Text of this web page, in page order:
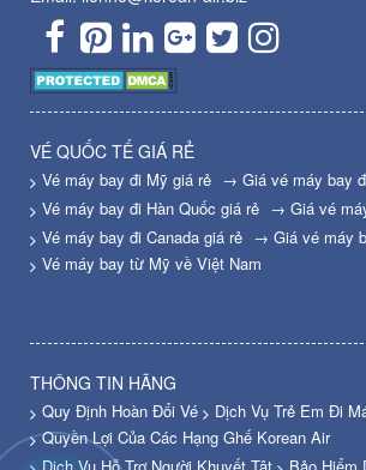
VÉ QUỐC TẾ GIÁ RẺ
Vé máy bay đi Mỹ giá rẻ → Giá vé máy bay
Vé máy bay đi Hàn Quốc giá rẻ → Giá vé
Vé máy bay đi Canada giá rẻ → Giá vé máy
Vé máy bay từ Mỹ về Việt Nam
THÔNG TIN HÃNG
Quy Định Hoàn Đổi Vé
Dịch Vụ Trẻ Em Đi
Quyền Lợi Của Các Hạng Ghế Korean Air